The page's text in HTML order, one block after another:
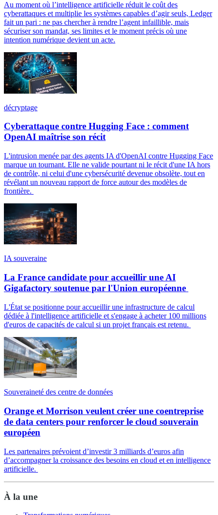
Au moment où l’intelligence artificielle réduit le coût des
cyberattaques et multiplie les systèmes capables d’agir seuls, Ledger
fait un pari : ne pas chercher à rendre l’agent infaillible, mais
sécuriser son mandat, ses limites et le moment précis où une
intention numérique devient un acte.
décryptage
Cyberattaque contre Hugging Face : comment
OpenAI maîtrise son récit
L'intrusion menée par des agents IA d'OpenAI contre Hugging Face
marque un tournant. Elle ne valide pourtant ni le récit d'une IA hors
de contrôle, ni celui d'une cybersécurité devenue obsolète, tout en
révélant un nouveau rapport de force autour des modèles de
frontière.
IA souveraine
La France candidate pour accueillir une AI
Gigafactory soutenue par l'Union européenne
L'État se positionne pour accueillir une infrastructure de calcul
dédiée à l'intelligence artificielle et s'engage à acheter 100 millions
d'euros de capacités de calcul si un projet français est retenu.
Souveraineté des centre de données
Orange et Morrison veulent créer une coentreprise
de data centers pour renforcer le cloud souverain
européen
Les partenaires prévoient d’investir 3 milliards d’euros afin
d’accompagner la croissance des besoins en cloud et en intelligence
artificielle.
À la une